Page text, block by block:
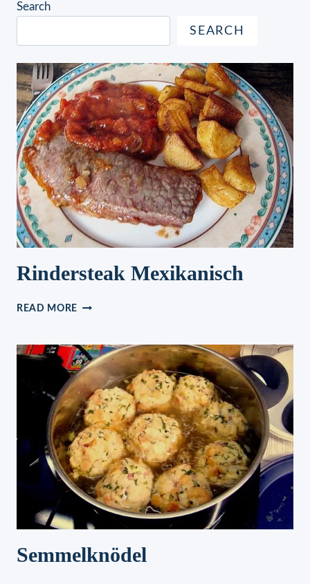
Search
SEARCH
Rindersteak Mexikanisch
READ MORE RINDERSTEAK
Semmelknödel